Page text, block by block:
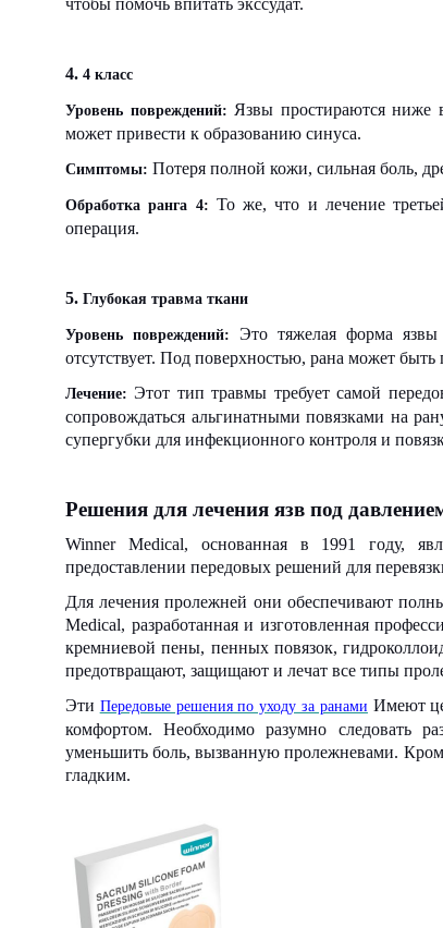
чтобы помочь впитать экссудат.
4. 4 класс
Уровень повреждений:Язвы простираются ниже
может привести к образованию синуса.
Симптомы: Потеря полной кожи, сильная боль,
Обработка ранга 4: То же, что и лечение
операция.
5. Глубокая травма ткани
Уровень повреждений: Это тяжелая форма
отсутствует. Под поверхностью, рана может
Лечение: Этот тип травмы требует самой
сопровождаться альгинатными повязками на
супергубки для инфекционного контроля и
Решения для лечения язв под
Winner Medical, основанная в 1991 году,
предоставлении передовых решений для
Для лечения пролежней они обеспечивают
Medical, разработанная и изготовленная
кремниевой пены, пенных повязок,
предотвращают, защищают и лечат все типы
Эти Передовые решения по уходу за ранами Имеют
комфортом. Необходимо разумно следовать
уменьшить боль, вызванную пролежневами.
гладким.